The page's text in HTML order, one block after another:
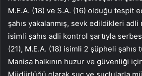
M.E.A. (18) ve S.A. (16) olduğu tespit
şahıs yakalanmış, sevk edildikleri adli
isimli şahıs adli kontrol şartıyla serbest
(21), M.E.A. (18) isimli 2 şüpheli şahıs
Manisa halkının huzur ve güvenliği